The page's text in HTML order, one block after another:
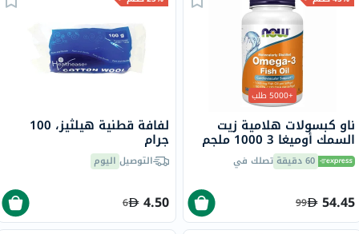
+5000 طلب
ناو كبسولات هلامية زيت
السمك أوميغا 3 1000 ملجم
180 EPA / 120 DHA حزمة من
100 60 دقيقة تصلك في
54.45
99
لفافة قطنية هيلثيز، 100
جرام
التوصيل اليوم
4.50
6